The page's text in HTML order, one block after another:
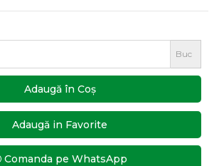
Buc
Adaugă în Coş
Adaugă in Favorite
Comanda pe WhatsApp